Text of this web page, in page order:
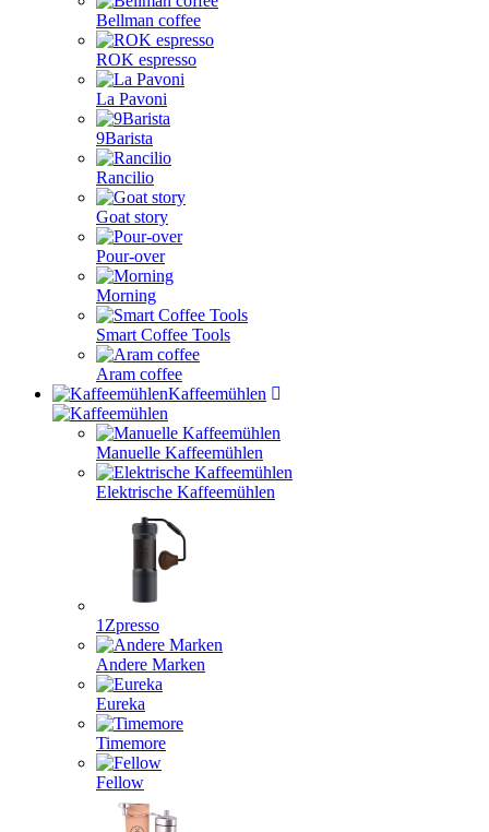
Bellman coffee
ROK espresso
La Pavoni
9Barista
Rancilio
Goat story
Pour-over
Morning
Smart Coffee Tools
Aram coffee
Kaffeemühlen
Manuelle Kaffeemühlen
Elektrische Kaffeemühlen
1Zpresso
Andere Marken
Eureka
Timemore
Fellow